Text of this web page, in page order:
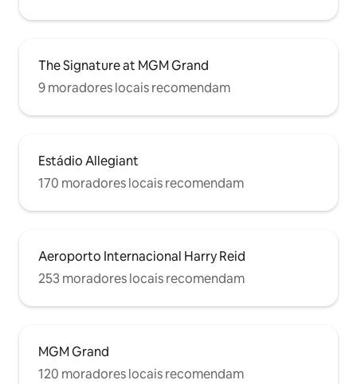
The Signature at MGM Grand
9 moradores locais recomendam
Estádio Allegiant
170 moradores locais recomendam
Aeroporto Internacional Harry Reid
253 moradores locais recomendam
MGM Grand
120 moradores locais recomendam